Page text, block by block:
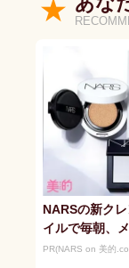
NARSの新ク
イルで毎朝、
る潤い美肌へ
PR(NARS on 美的